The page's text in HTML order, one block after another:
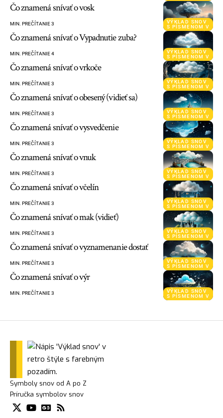
VÝKLAD SNOV
S PÍSMENOM V
Čo znamená snívať o vosk
MIN. PREČÍTANIE 3
VÝKLAD SNOV
S PÍSMENOM V
Čo znamená snívať o Vypadnutie zuba?
MIN. PREČÍTANIE 4
VÝKLAD SNOV
S PÍSMENOM V
Čo znamená snívať o vrkoče
MIN. PREČÍTANIE 3
VÝKLAD SNOV
S PÍSMENOM V
Čo znamená snívať o obesený (vidieť sa)
MIN. PREČÍTANIE 3
VÝKLAD SNOV
S PÍSMENOM V
Čo znamená snívať o vysvedčenie
MIN. PREČÍTANIE 3
VÝKLAD SNOV
S PÍSMENOM V
Čo znamená snívať o vnuk
MIN. PREČÍTANIE 3
VÝKLAD SNOV
S PÍSMENOM V
Čo znamená snívať o včelín
MIN. PREČÍTANIE 3
VÝKLAD SNOV
S PÍSMENOM V
Čo znamená snívať o mak (vidieť)
MIN. PREČÍTANIE 3
VÝKLAD SNOV
S PÍSMENOM V
Čo znamená snívať o vyznamenanie dostať
MIN. PREČÍTANIE 3
VÝKLAD SNOV
S PÍSMENOM V
Čo znamená snívať o výr
MIN. PREČÍTANIE 3
Symboly snov od A po Z
Príručka symbolov snov